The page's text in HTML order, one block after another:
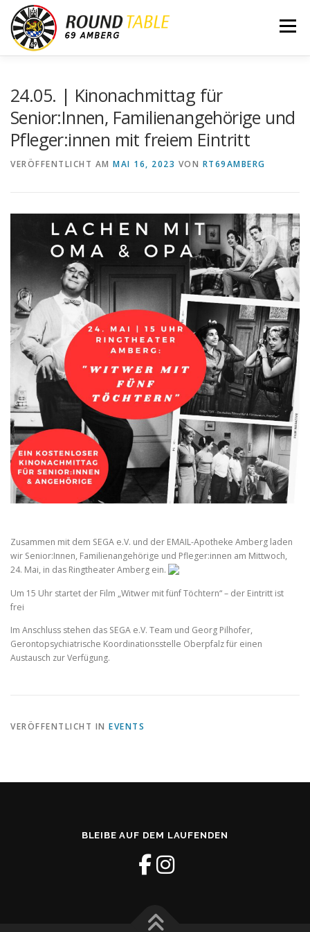
Inhalt
springen
Menü
AKTUELLES KONTAKT ENTENRENNEN
24.05. | Kinonachmittag für
Senior:Innen, Familienangehörige und
Pfleger:innen mit freiem Eintritt
VERÖFFENTLICHT AM MAI 16, 2023 VON RT69AMBERG
Zusammen mit dem SEGA e.V. und der EMAIL-Apotheke Amberg laden
wir Senior:Innen, Familienangehörige und Pfleger:innen am Mittwoch,
24. Mai, in das Ringtheater Amberg ein.
Um 15 Uhr startet der Film „Witwer mit fünf Töchtern“ – der Eintritt ist
frei
Im Anschluss stehen das SEGA e.V. Team und Georg Pilhofer,
Gerontopsychiatrische Koordinationsstelle Oberpfalz für einen
Austausch zur Verfügung.
VERÖFFENTLICHT IN EVENTS
BLEIBE AUF DEM LAUFENDEN